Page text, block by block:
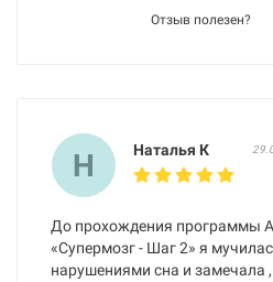
Отзыв полезен?
Н Наталья К
До прохождения программы
«Супермозг - Шаг 2» я
нарушениями сна и замечала